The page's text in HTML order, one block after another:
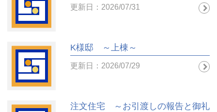
更新日：2026/07/31
K様邸 ～上棟～
更新日：2026/07/29
注文住宅 ～お引渡しの報告と御礼